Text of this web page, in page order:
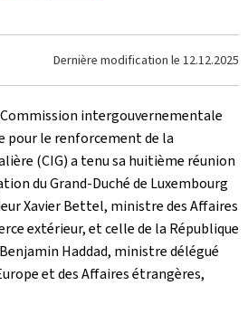
Dernière modification le 12.12.2025
Commission intergouvernementale
pour le renforcement de la
(CIG) a tenu sa huitième réunion
du Grand-Duché de Luxembourg
Xavier Bettel, ministre des Affaires
extérieur, et celle de la République
Haddad, ministre délégué
et des Affaires étrangères,